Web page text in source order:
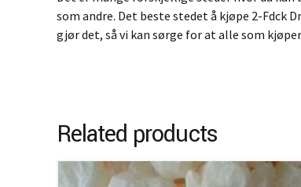
som andre. Det beste stedet å kjøpe 2-Fdck
gjør det, så vi kan sørge for at alle som
Related products